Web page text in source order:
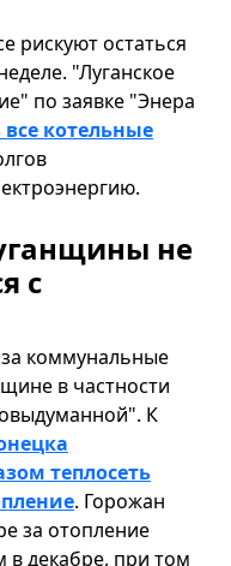
рискуют остаться
"Луганское
по заявке "Энера
котельные
не
с
коммунальные
в частности
К
теплосеть
. Горожан
за отопление
декабре, при том